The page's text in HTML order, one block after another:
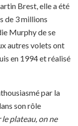
Brest, elle a été
de 3 millions
Murphy de se
autres volets ont
en 1994 et réalisé
par la
son rôle
le plateau, on ne